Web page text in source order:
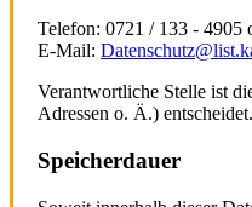
Telefon: 0721 / 133 - 4905
E-Mail:
Verantwortliche Stelle ist
Adressen o. Ä.) entscheidet.
Speicherdauer